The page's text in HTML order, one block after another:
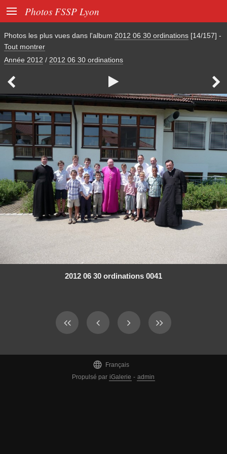
 Photos FSSP Lyon
Photos les plus vues dans l'album 2012 06 30 ordinations [14/157] -
Tout montrer
Année 2012 / 2012 06 30 ordinations
  
2012 06 30 ordinations 0041

Français
Propulsé par iGalerie - admin